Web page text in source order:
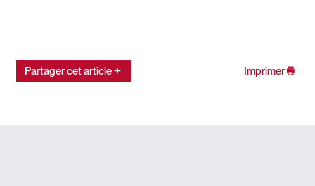
Partager cet article Imprimer